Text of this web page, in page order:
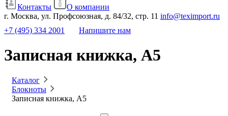
Контакты
О компании
г. Москва, ул. Профсоюзная, д. 84/32, стр. 11 info@teximport.ru
+7 (495) 334 2001
Напишите нам
Записная книжка, A5
Каталог
Блокноты
Записная книжка, A5